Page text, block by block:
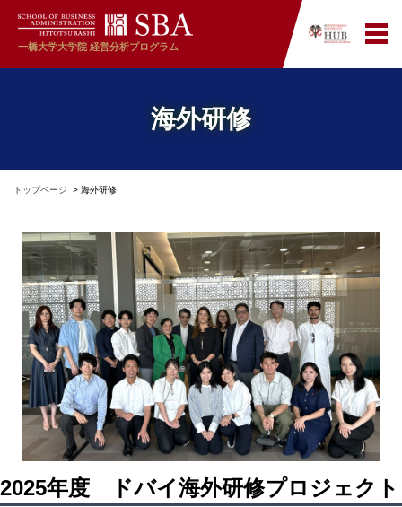
一橋大学大学院 経営分析プログラム
海外研修
トップページ 海外研修
2025年度 ドバイ海外研修プロジェクト